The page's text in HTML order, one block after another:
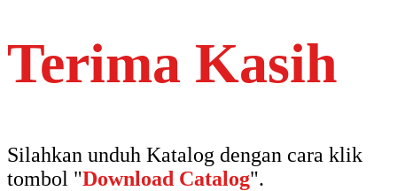
Terima Kasih
Silahkan unduh Katalog dengan cara klik
tombol "Download Catalog".